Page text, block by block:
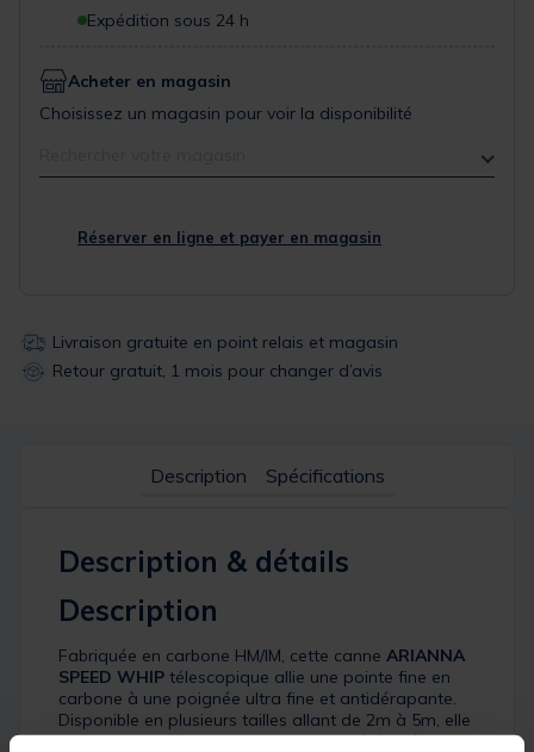
Expédition sous 24 h
Acheter en magasin
Choisissez un magasin pour voir la disponibilité
Réserver en ligne et payer en magasin
Livraison gratuite en point relais et magasin
Retour gratuit, 1 mois pour changer d’avis
Description Spécifications
Description & détails
Description
Fabriquée en carbone HM/IM, cette canne ARIANNA
SPEED WHIP télescopique allie une pointe fine en
carbone à une poignée ultra fine et antidérapante.
Disponible en plusieurs tailles allant de 2m à 5m, elle
s’adapte aux pêches rapides, offrant légèreté et